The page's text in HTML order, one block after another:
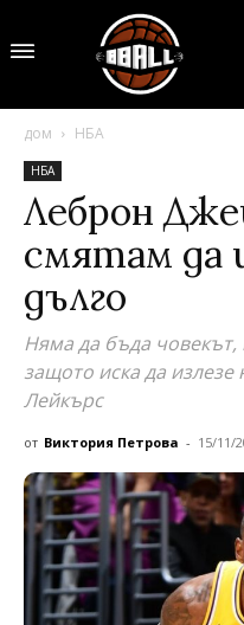
дом НБА
НБА
Леброн
смятам да
дълго
Няма да бъда човекът,
защото иска да излезе
Лейкърс
от Виктория Петрова - 15/11/